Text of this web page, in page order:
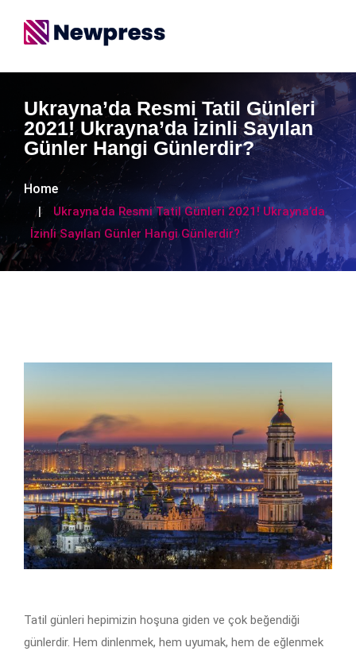
Ukrayna’da Resmi Tatil Günleri
2021! Ukrayna’da İzinli Sayılan
Günler Hangi Günlerdir?
Home
Ukrayna’da Resmi Tatil Günleri 2021! Ukrayna’da
İzinli Sayılan Günler Hangi Günlerdir?
Tatil günleri hepimizin hoşuna giden ve çok beğendiği
günlerdir. Hem dinlenmek, hem uyumak, hem de eğlenmek